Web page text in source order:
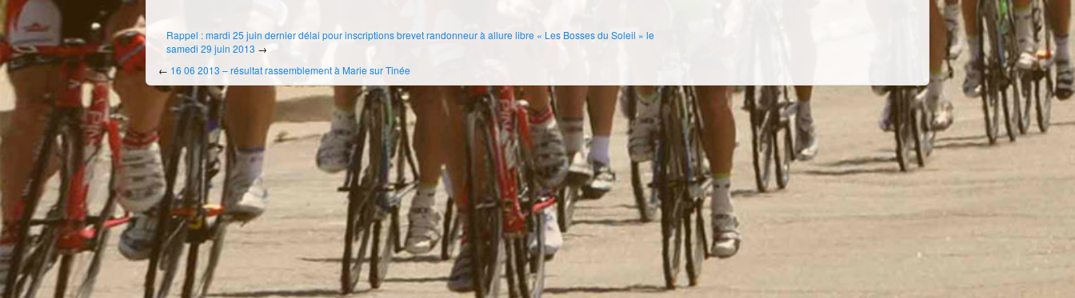
Rappel : mardi 25 juin dernier délai pour inscriptions brevet randonneur à allure libre « Les Bosses du Soleil » le
samedi 29 juin 2013 →
← 16 06 2013 – résultat rassemblement à Marie sur Tinée